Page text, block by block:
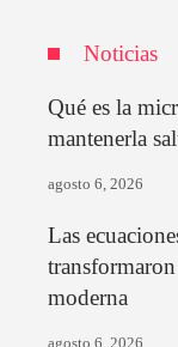
Noticias
Qué es la
mantenerla
agosto 6, 2026
Las
moderna
agosto 6, 2026